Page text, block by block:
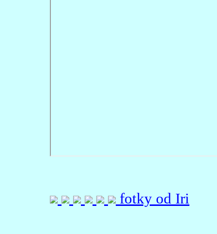
fotky od Iri